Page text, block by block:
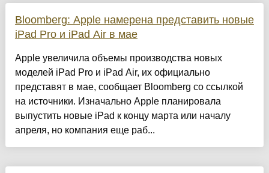
Bloomberg: Apple намерена представить новые
iPad Pro и iPad Air в мае
Apple увеличила объемы производства новых
моделей iPad Pro и iPad Air, их официально
представят в мае, сообщает Bloomberg со ссылкой
на источники. Изначально Apple планировала
выпустить новые iPad к концу марта или началу
апреля, но компания еще раб...